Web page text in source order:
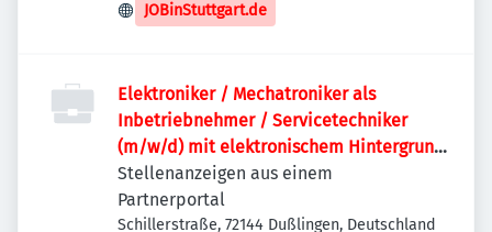
JOBinStuttgart.de
Elektroniker / Mechatroniker als
Inbetriebnehmer / Servicetechniker
(m/w/d) mit elektronischem Hintergrund
im Bereich Schweißtechnik
Stellenanzeigen aus einem
Partnerportal
Schillerstraße, 72144 Dußlingen, Deutschland